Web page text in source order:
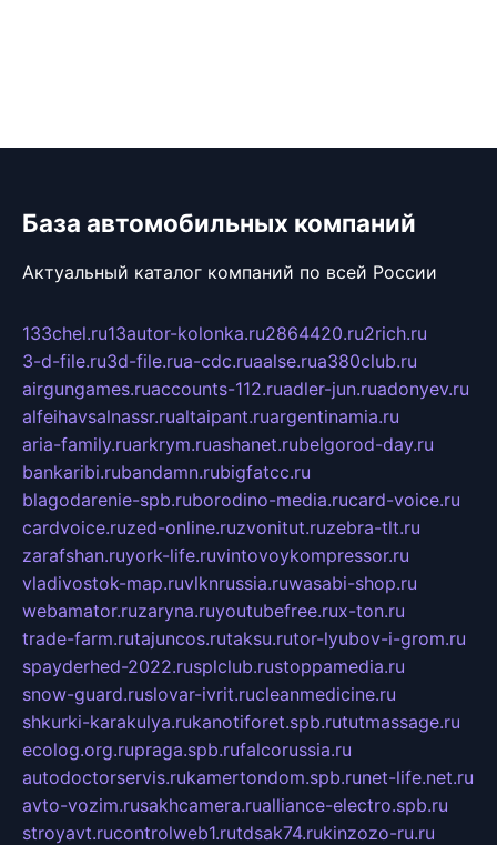
База автомобильных компаний
Актуальный каталог компаний по всей России
133chel.ru13autor-kolonka.ru2864420.ru2rich.ru
3-d-file.ru3d-file.rua-cdc.ruaalse.rua380club.ru
airgungames.ruaccounts-112.ruadler-jun.ruadonyev.ru
alfeihavsalnassr.rualtaipant.ruargentinamia.ru
aria-family.ruarkrym.ruashanet.rubelgorod-day.ru
bankaribi.rubandamn.rubigfatcc.ru
blagodarenie-spb.ruborodino-media.rucard-voice.ru
cardvoice.ruzed-online.ruzvonitut.ruzebra-tlt.ru
zarafshan.ruyork-life.ruvintovoykompressor.ru
vladivostok-map.ruvlknrussia.ruwasabi-shop.ru
webamator.ruzaryna.ruyoutubefree.rux-ton.ru
trade-farm.rutajuncos.rutaksu.rutor-lyubov-i-grom.ru
spayderhed-2022.rusplclub.rustoppamedia.ru
snow-guard.ruslovar-ivrit.rucleanmedicine.ru
shkurki-karakulya.rukanotiforet.spb.rututmassage.ru
ecolog.org.rupraga.spb.rufalcorussia.ru
autodoctorservis.rukamertondom.spb.runet-life.net.ru
avto-vozim.rusakhcamera.rualliance-electro.spb.ru
stroyavt.rucontrolweb1.rutdsak74.rukinzozo-ru.ru